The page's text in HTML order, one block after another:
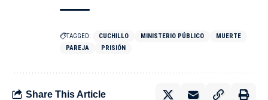
TAGGED: CUCHILLO MINISTERIO PÚBLICO
MUERTE
PAREJA
PRISIÓN
Share This Article